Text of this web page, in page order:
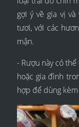
gợi ý về gia vị
tươi, với các
mận.
- Rượu này có
hoặc gia đình
hợp để dùng